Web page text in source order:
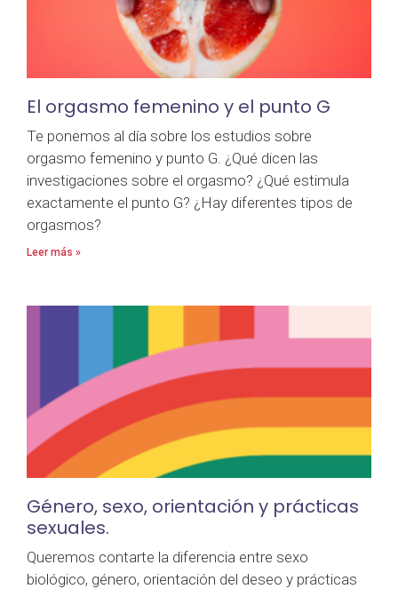
El orgasmo femenino y el punto G
Te ponemos al día sobre los estudios sobre
orgasmo femenino y punto G. ¿Qué dicen las
investigaciones sobre el orgasmo? ¿Qué estimula
exactamente el punto G? ¿Hay diferentes tipos de
orgasmos?
Leer más »
Género, sexo, orientación y prácticas
sexuales.
Queremos contarte la diferencia entre sexo
biológico, género, orientación del deseo y prácticas